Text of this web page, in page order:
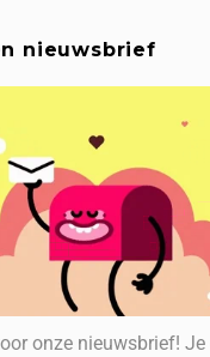
nieuwsbrief
onze nieuwsbrief!